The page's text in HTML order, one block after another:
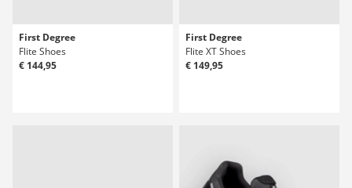
First Degree
Flite Shoes
€ 144,95
First Degree
Flite XT Shoes
€ 149,95